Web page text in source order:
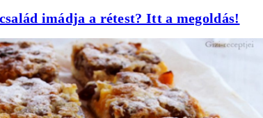
imádja a rétest? Itt a megoldás!